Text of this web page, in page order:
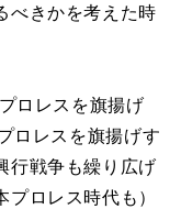
べきかを考えた時
ロレスを旗揚げ
ロレスを旗揚げす
行戦争も繰り広げ
ロレス時代も）